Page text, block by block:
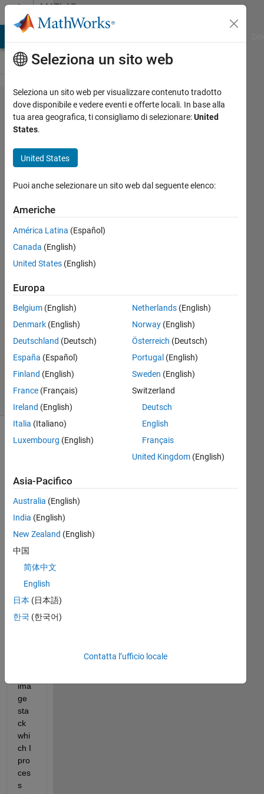
Vai al contenutoMATLAB
Answers
Plot the
principle
regionprops3
isoplot of an
ellipsoid
Lionel
15 Gen
2021
1
Risposta
13 Feb
2024
7
Visualizzazioni
hav
e a
pro
ble
m
wh
ere
I
ima
ge
sta
ck
whi
ch I
pro
ces
s
Seleziona un sito web
Seleziona un sito web per visualizzare contenuto tradotto
dove disponibile e vedere eventi e offerte locali. In base alla
tua area geografica, ti consigliamo di selezionare:United
States.
United States
Puoi anche selezionare un sito web dal seguente elenco:
Americhe
América Latina (Español)
Canada (English)
United States (English)
Europa
Belgium (English)
Denmark (English)
Deutschland (Deutsch)
España (Español)
Finland (English)
France (Français)
Ireland (English)
Italia (Italiano)
Luxembourg (English)
Netherlands(English)
Norway(English)
Österreich (Deutsch)
Portugal (English)
Sweden (English)
Switzerland
Deutsch
English
Français
United Kingdom(English)
Asia-Pacifico
Australia (English)
India (English)
New Zealand (English)
中国
简体中文
English
日本 (日本語)
한국 (한국어)
Contatta l’ufficio locale